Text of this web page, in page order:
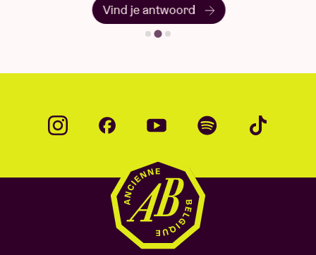
Vind je antwoord